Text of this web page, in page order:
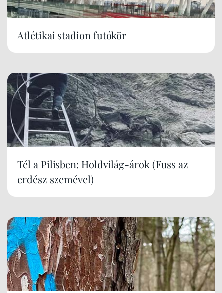
Atlétikai stadion futókör
Tél a Pilisben: Holdvilág-árok (Fuss az
erdész szemével)